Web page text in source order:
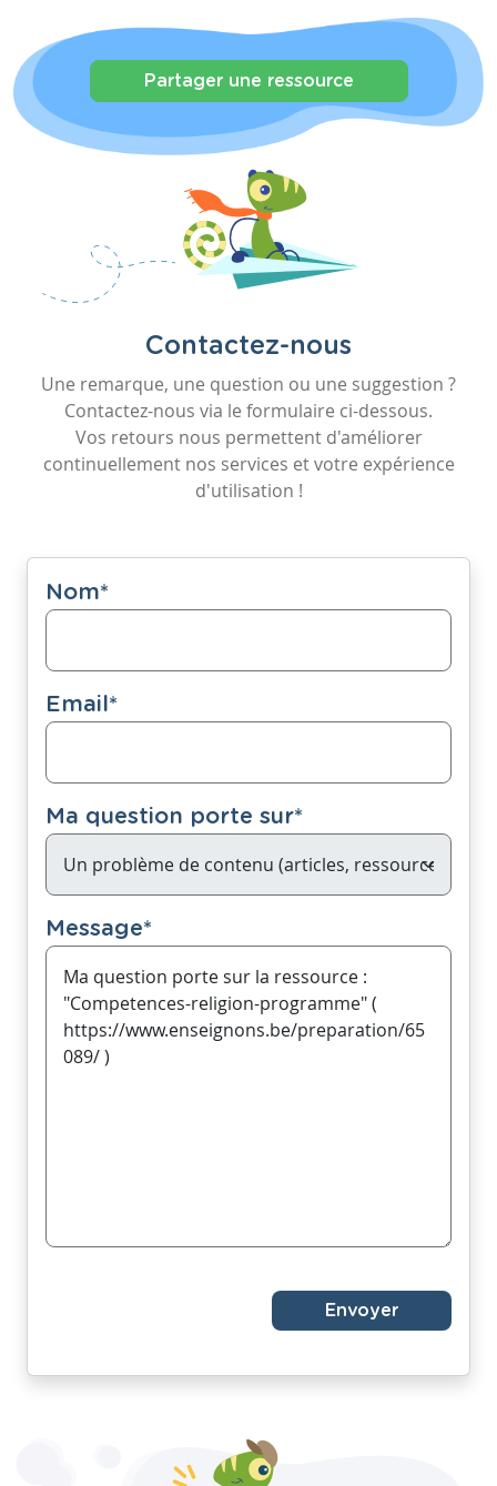
Partager une ressource
Contactez-nous
Une remarque, une question ou une suggestion ?
Contactez-nous via le formulaire ci-dessous.
Vos retours nous permettent d'améliorer
continuellement nos services et votre expérience
d'utilisation !
Nom*
Email*
Ma question porte sur*
Message*
Envoyer